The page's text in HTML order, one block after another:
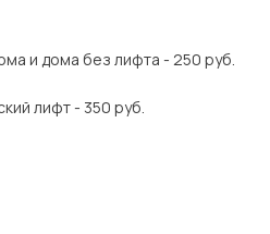
и дома без лифта - 250 руб.
лифт - 350 руб.